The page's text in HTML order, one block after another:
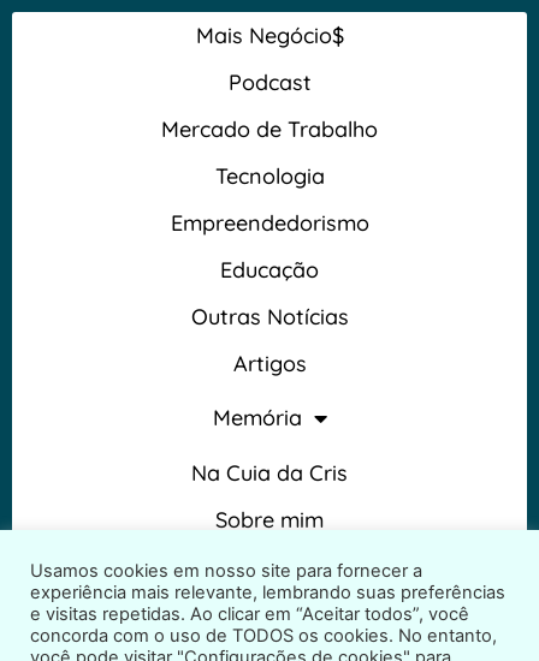
Mais Negócio$
Podcast
Mercado de Trabalho
Tecnologia
Empreendedorismo
Educação
Outras Notícias
Artigos
Memória
Na Cuia da Cris
Sobre mim
Termos e Condições
Usamos cookies em nosso site para fornecer a
experiência mais relevante, lembrando suas preferências
e visitas repetidas. Ao clicar em “Aceitar todos”, você
concorda com o uso de TODOS os cookies. No entanto,